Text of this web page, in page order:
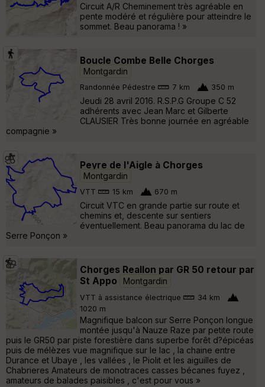
Circuit A/R Cheminement très agréable en
pente modéré et régulière pour atteindre le
sommet. Beau panorama ! »
Boucle Combe Belle Chorges
Montgardin
Randonnée Pédestre 7 km 350 m
Jeudi 28 avril 2016. R.S.P.G Groupe C 52
adhérents avec Jean Marc et Gilberte
CLAUSIER Très bonne journée en agréable
compagnie »
Peyre de l'Aigle à Chorges
Montgardin
VTT 15 km 670 m
Circuit VTC en grande partie sur route et
chemins et, descente sur sentiers
éventuellement. Beau panorama du lac de
Serre Ponçon »
Chorges Reallon par GR 50 retour par
St Appo
Montgardin
VTT à assistance électrique
34 km
1020 m
Magnifique balcon sur Serre Ponçon longue
montée jusqu'à Nauze Raze par petite route
puis le GR50 par piste forestière dans superbe forêt d?épicéas
puis de mélèzes vue magnifique sur le lac , la chaine entre
Durance et Ubaye , les vallées , le Piolit et les aiguilles de
Chabrieres Amateurs de monotraces casses bécanes fuyez ,
amateurs de balades paisibles , c'est pour vous »